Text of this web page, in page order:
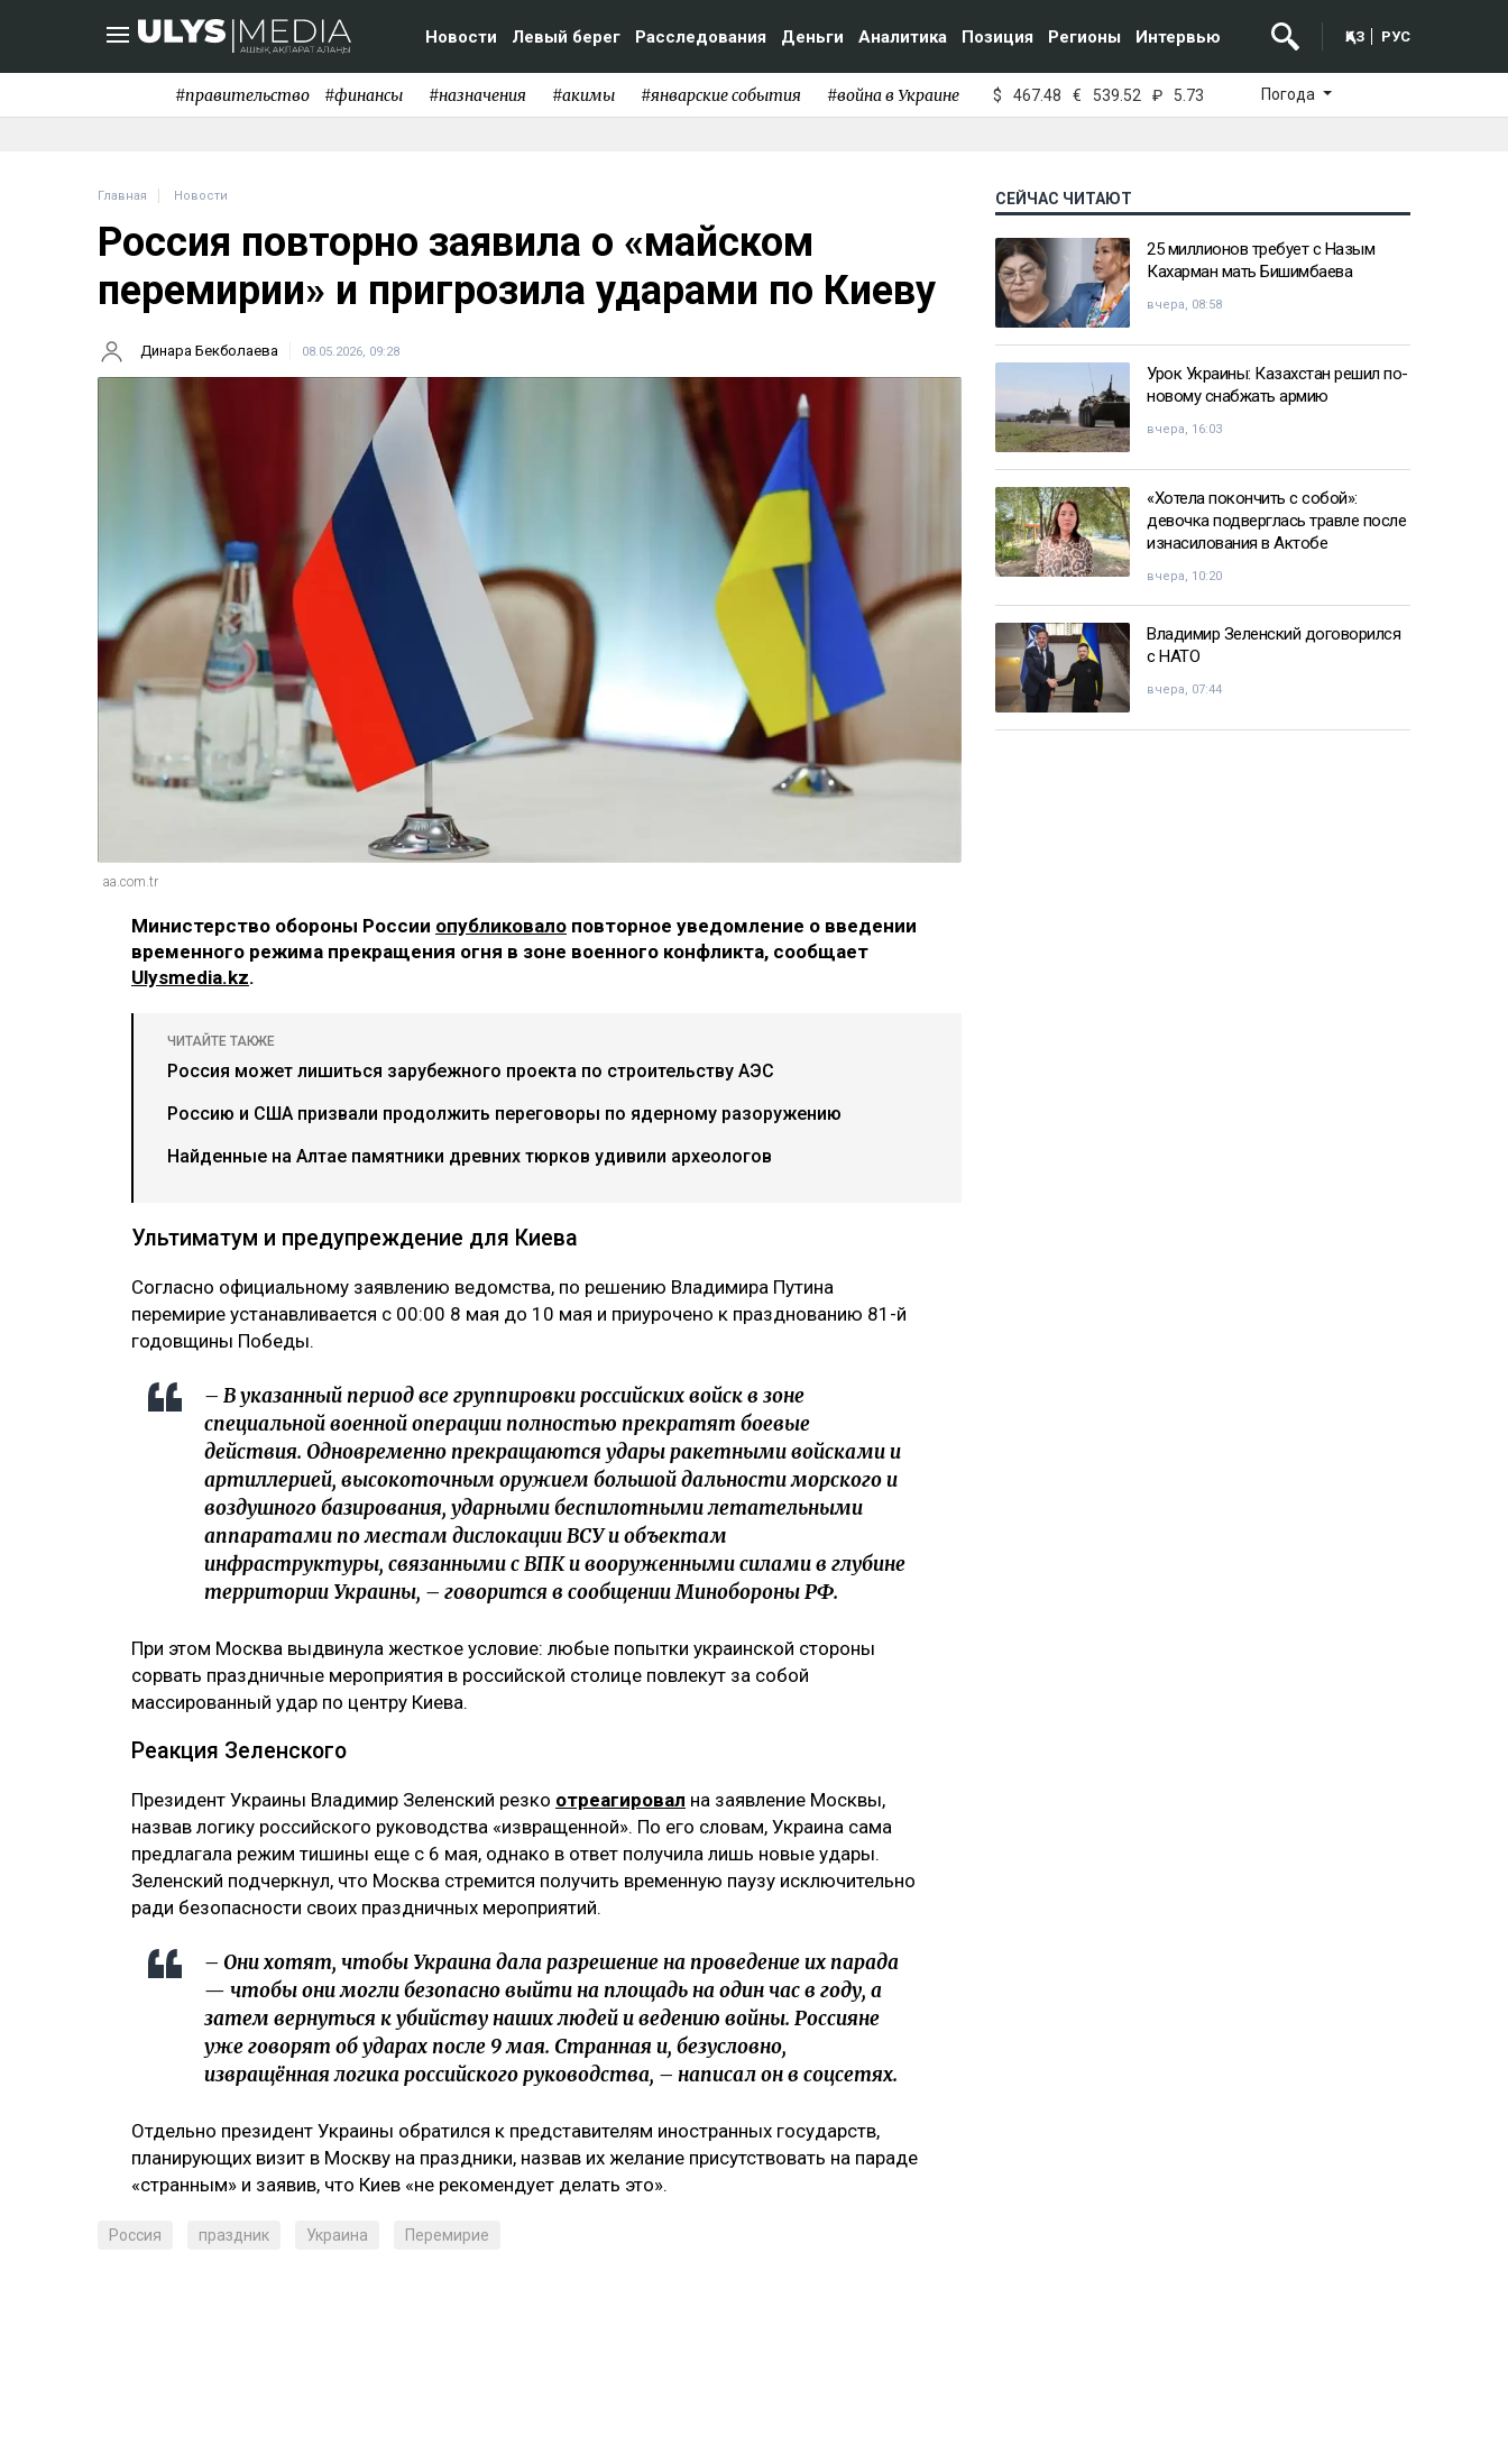
Новости Левый берег Расследования Деньги Аналитика Позиция Регионы Интервью ҚАЗ РУС
#правительство #финансы #назначения #акимы #январские события #война в Украине $ 467.48 € 539.52 ₽ 5.73 Погода
Главная Новости
Россия повторно заявила о «майском
перемирии» и пригрозила ударами по Киеву
Динара Бекболаева 08.05.2026, 09:28
aa.com.tr
Министерство обороны России опубликовало повторное уведомление о введении
временного режима прекращения огня в зоне военного конфликта, сообщает
Ulysmedia.kz.
ЧИТАЙТЕ ТАКЖЕ
Россия может лишиться зарубежного проекта по строительству АЭС
Россию и США призвали продолжить переговоры по ядерному разоружению
Найденные на Алтае памятники древних тюрков удивили археологов
Ультиматум и предупреждение для Киева
Согласно официальному заявлению ведомства, по решению Владимира Путина
перемирие устанавливается с 00:00 8 мая до 10 мая и приурочено к празднованию 81-й
годовщины Победы.
– В указанный период все группировки российских войск в зоне
специальной военной операции полностью прекратят боевые
действия. Одновременно прекращаются удары ракетными войсками и
артиллерией, высокоточным оружием большой дальности морского и
воздушного базирования, ударными беспилотными летательными
аппаратами по местам дислокации ВСУ и объектам
инфраструктуры, связанными с ВПК и вооруженными силами в глубине
территории Украины, – говорится в сообщении Минобороны РФ.
При этом Москва выдвинула жесткое условие: любые попытки украинской стороны
сорвать праздничные мероприятия в российской столице повлекут за собой
массированный удар по центру Киева.
Реакция Зеленского
Президент Украины Владимир Зеленский резко отреагировал на заявление Москвы,
назвав логику российского руководства «извращенной». По его словам, Украина сама
предлагала режим тишины еще с 6 мая, однако в ответ получила лишь новые удары.
Зеленский подчеркнул, что Москва стремится получить временную паузу исключительно
ради безопасности своих праздничных мероприятий.
– Они хотят, чтобы Украина дала разрешение на проведение их парада
— чтобы они могли безопасно выйти на площадь на один час в году, а
затем вернуться к убийству наших людей и ведению войны. Россияне
уже говорят об ударах после 9 мая. Странная и, безусловно,
извращённая логика российского руководства, – написал он в соцсетях.
Отдельно президент Украины обратился к представителям иностранных государств,
планирующих визит в Москву на праздники, назвав их желание присутствовать на параде
«странным» и заявив, что Киев «не рекомендует делать это».
Россия праздник Украина Перемирие
СЕЙЧАС ЧИТАЮТ
25 миллионов требует с Назым
Кахарман мать Бишимбаева
вчера, 08:58
Урок Украины: Казахстан решил по-
новому снабжать армию
вчера, 16:03
«Хотела покончить с собой»:
девочка подверглась травле после
изнасилования в Актобе
вчера, 10:20
Владимир Зеленский договорился
с НАТО
вчера, 07:44